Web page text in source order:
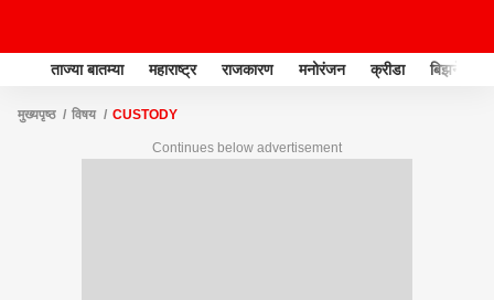
ताज्या बातम्या महाराष्ट्र राजकारण मनोरंजन क्रीडा बिझनेस
मुख्यपृष्ठ विषय CUSTODY
Continues below advertisement